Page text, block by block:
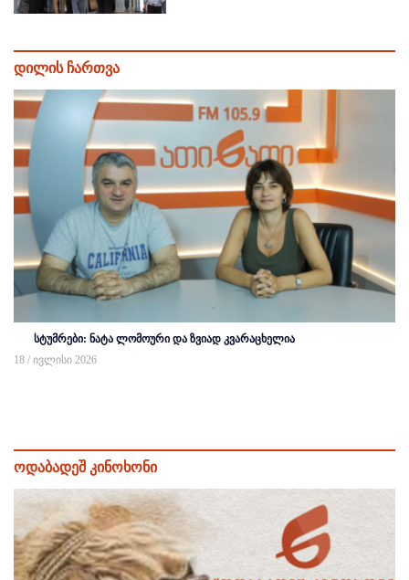
დილის ჩართვა
სტუმრები: ნატა ლომოური და ზვიად კვარაცხელია
18 / ივლისი 2026
ოდაბადეშ კინოხონი